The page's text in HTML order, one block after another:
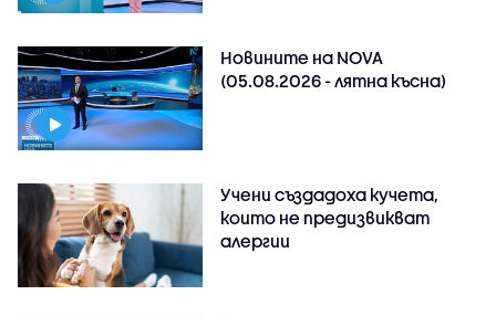
Новините на NOVA
(05.08.2026 - лятна късна)
Учени създадоха кучета,
които не предизвикват
алергии